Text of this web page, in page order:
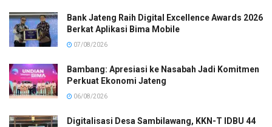
Bank Jateng Raih Digital Excellence Awards 2026
Berkat Aplikasi Bima Mobile
07/08/2026
Bambang: Apresiasi ke Nasabah Jadi Komitmen
Perkuat Ekonomi Jateng
06/08/2026
Digitalisasi Desa Sambilawang, KKN-T IDBU 44